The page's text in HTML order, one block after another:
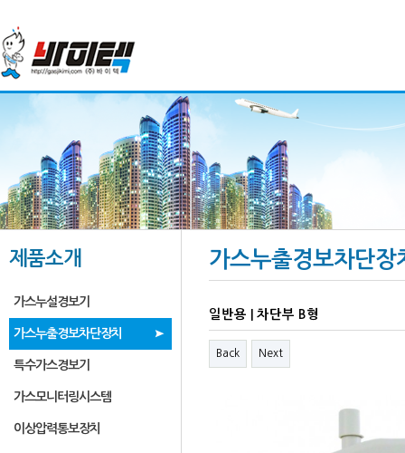
제품소개
가스누설경보기
가스누출경보차단장치
특수가스경보기
가스모니터링시스템
이상압력통보장치
가스누출경보차단장
일반용 | 차단부 B형
Back Next